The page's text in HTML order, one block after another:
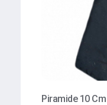
Piramide 10